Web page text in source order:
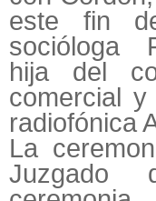
este fin
socióloga
hija del
comercial
radiofónica
La
Juzgado